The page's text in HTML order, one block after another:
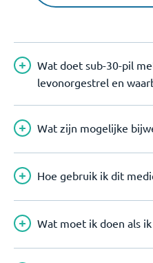
Wat doet sub-30-pil
levonorgestrel en
Wat zijn mogelijke
Hoe gebruik ik dit
Wat moet ik doen als